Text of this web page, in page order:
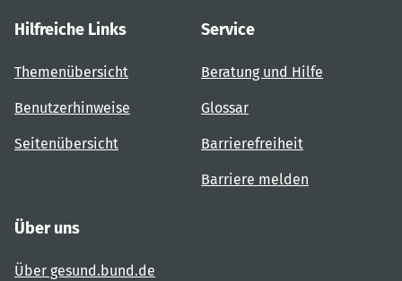
Hilfreiche Links
Themenübersicht
Benutzerhinweise
Seitenübersicht
Service
Beratung und Hilfe
Glossar
Barrierefreiheit
Barriere melden
Über uns
Über gesund.bund.de